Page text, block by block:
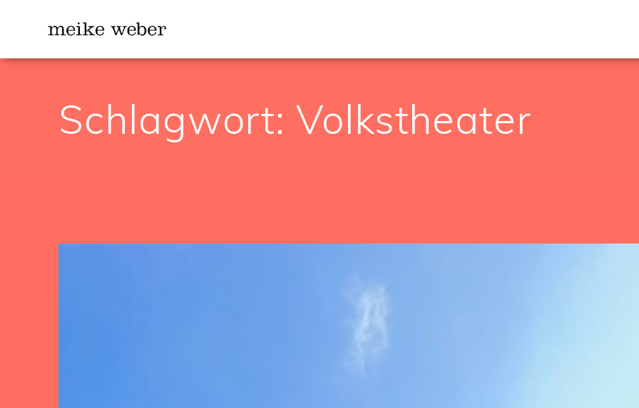
Schlagwort:Volkstheater